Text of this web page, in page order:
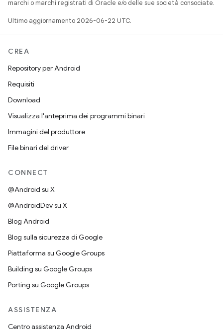
marchi o marchi registrati di Oracle e/o delle sue società consociate.
Ultimo aggiornamento 2026-06-22 UTC.
CREA
Repository per Android
Requisiti
Download
Visualizza l'anteprima dei programmi binari
Immagini del produttore
File binari del driver
CONNECT
@Android su X
@AndroidDev su X
Blog Android
Blog sulla sicurezza di Google
Piattaforma su Google Groups
Building su Google Groups
Porting su Google Groups
ASSISTENZA
Centro assistenza Android